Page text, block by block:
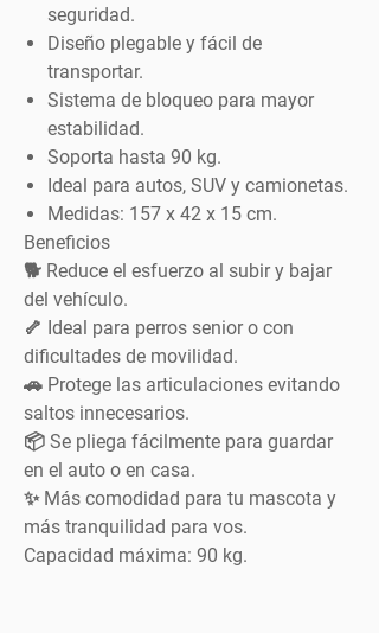
seguridad.
Diseño plegable y fácil de
transportar.
Sistema de bloqueo para mayor
estabilidad.
Soporta hasta 90 kg.
Ideal para autos, SUV y camionetas.
Medidas: 157 x 42 x 15 cm.
Beneficios
🐕 Reduce el esfuerzo al subir y bajar
del vehículo.
🦴 Ideal para perros senior o con
dificultades de movilidad.
🚗 Protege las articulaciones evitando
saltos innecesarios.
📦 Se pliega fácilmente para guardar
en el auto o en casa.
✨ Más comodidad para tu mascota y
más tranquilidad para vos.
Capacidad máxima: 90 kg.